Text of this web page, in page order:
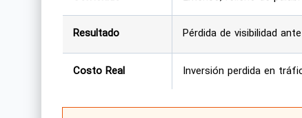
Resultado Pérdida de visibilidad
Costo Real Inversión perdida en